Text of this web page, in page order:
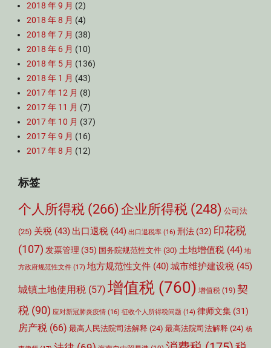
2018 年 9 月 (2)
2018 年 8 月 (4)
2018 年 7 月 (38)
2018 年 6 月 (10)
2018 年 5 月 (136)
2018 年 1 月 (43)
2017 年 12 月 (8)
2017 年 11 月 (7)
2017 年 10 月 (37)
2017 年 9 月 (16)
2017 年 8 月 (12)
标签
个人所得税 (266) 企业所得税 (248) 公司法
(25) 关税 (43) 出口退税 (44) 出口退税率 (16) 刑法 (32) 印花税
(107) 发票管理 (35) 国务院规范性文件 (30) 土地增值税 (44) 地
方政府规范性文件 (17) 地方规范性文件 (40)城市维护建设税 (45)
城镇土地使用税 (57) 增值税 (760) 增值税 (19) 契
税 (90) 应对新冠肺炎疫情 (16) 征收个人所得税问题 (14) 律师文集 (31)
房产税 (66) 最高人民法院司法解释 (24) 最高法院司法解释 (24) 杨